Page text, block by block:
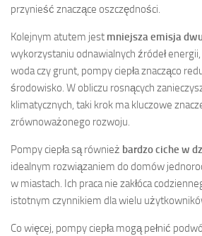
przynieść znaczące oszczędności.
Kolejnym atutem jest mniejsza emisja
wykorzystaniu odnawialnych źródeł
woda czy grunt, pompy ciepła znacząco
środowisko. W obliczu rosnących
klimatycznych, taki krok ma kluczowe
zrównoważonego rozwoju.
Pompy ciepła są również bardzo ciche w
idealnym rozwiązaniem do domów
w miastach. Ich praca nie zakłóca
istotnym czynnikiem dla wielu
Co więcej, pompy ciepła mogą pełnić